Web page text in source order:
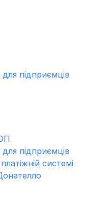
підприємців
підприємців
системі